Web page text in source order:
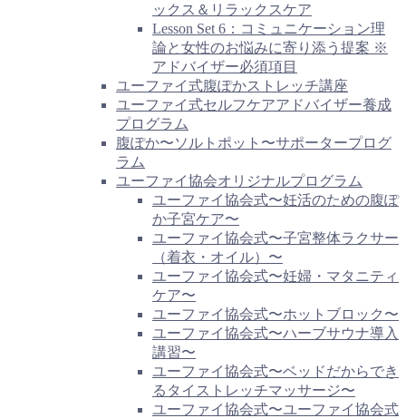
ックス＆リラックスケア
Lesson Set 6：コミュニケーション理
論と女性のお悩みに寄り添う提案 ※
アドバイザー必須項目
ユーファイ式腹ぽかストレッチ講座
ユーファイ式セルフケアアドバイザー養成
プログラム
腹ぽか〜ソルトポット〜サポータープログ
ラム
ユーファイ協会オリジナルプログラム
ユーファイ協会式〜妊活のための腹ぽ
か子宮ケア〜
ユーファイ協会式〜子宮整体ラクサー
（着衣・オイル）〜
ユーファイ協会式〜妊婦・マタニティ
ケア〜
ユーファイ協会式〜ホットブロック〜
ユーファイ協会式〜ハーブサウナ導入
講習〜
ユーファイ協会式〜ベッドだからでき
るタイストレッチマッサージ〜
ユーファイ協会式〜ユーファイ協会式